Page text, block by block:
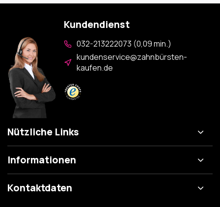
Kundendienst
032-213222073 (0,09 min.)
kundenservice@zahnbürsten-
kaufen.de
Nützliche Links
Informationen
Kontaktdaten